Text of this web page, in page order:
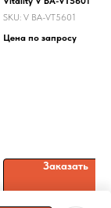
SKU: V BA-VT5601
Цена по запросу
Заказать